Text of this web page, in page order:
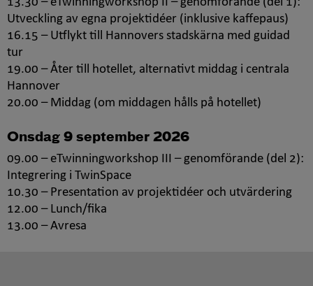
Utveckling av egna projektidéer (inklusive kaffepaus)
16.15 – Utflykt till Hannovers stadskärna med guidad
tur
19.00 – Åter till hotellet, alternativt middag i centrala
Hannover
20.00 – Middag (om middagen hålls på hotellet)
Onsdag 9 september 2026
09.00 – eTwinningworkshop III – genomförande (del 2):
Integrering i TwinSpace
10.30 – Presentation av projektidéer och utvärdering
12.00 – Lunch/fika
13.00 – Avresa